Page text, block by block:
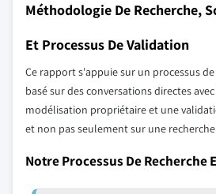
Méthodologie De Recherche,
Et Processus De Validation
Ce rapport s'appuie sur un processus
basé sur des conversations directes
modélisation propriétaire et une
et non pas seulement sur une
Notre Processus De Recherche